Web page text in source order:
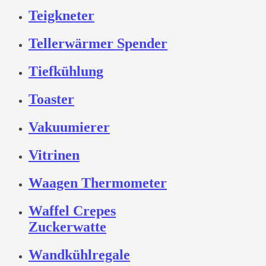
Teigkneter
Tellerwärmer Spender
Tiefkühlung
Toaster
Vakuumierer
Vitrinen
Waagen Thermometer
Waffel Crepes
Zuckerwatte
Wandkühlregale